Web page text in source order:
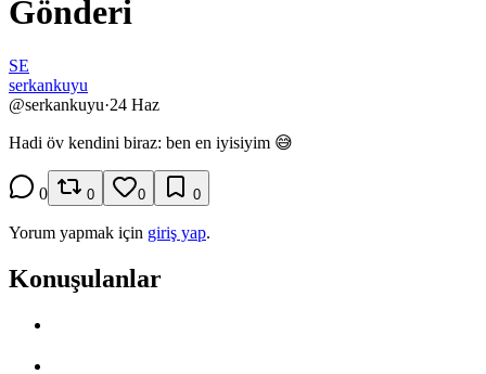
Gönderi
SE
serkankuyu
@serkankuyu·24 Haz
Hadi öv kendini biraz: ben en iyisiyim 😅
0 0 0 0
Yorum yapmak için giriş yap.
Konuşulanlar